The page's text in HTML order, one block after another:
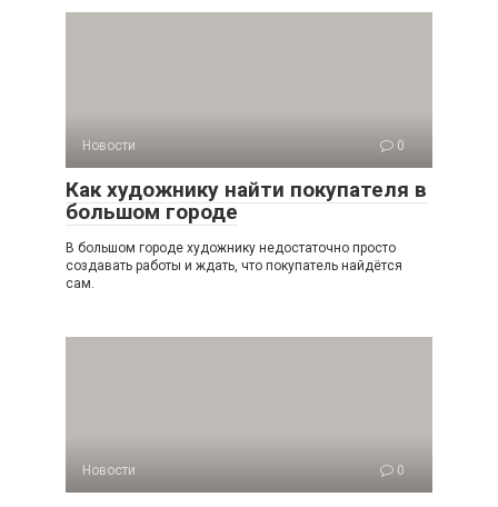
Новости 0
Как художнику найти покупателя в
большом городе
В большом городе художнику недостаточно просто
создавать работы и ждать, что покупатель найдётся
сам.
Новости 0